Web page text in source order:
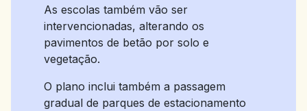
As escolas também vão ser
intervencionadas, alterando os
pavimentos de betão por solo e
vegetação.
O plano inclui também a passagem
gradual de parques de estacionamento